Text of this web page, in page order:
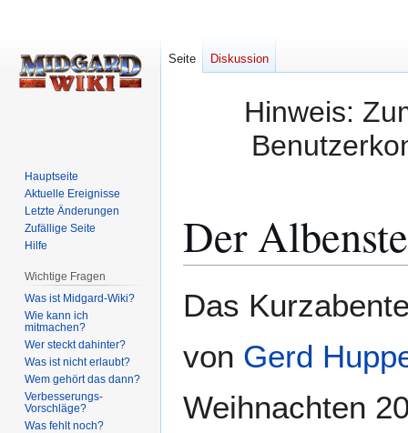
Hinweis:
Der
Navigation
Suche
Das
von Gerd
Weihnachten
Seite Diskussion
Hauptseite
Aktuelle Ereignisse
Letzte Änderungen
Zufällige Seite
Hilfe
Wichtige Fragen
Was ist Midgard-Wiki?
Wie kann ich
mitmachen?
Wer steckt dahinter?
Was ist nicht erlaubt?
Wem gehört das dann?
Verbesserungs-
Vorschläge?
Was fehlt noch?